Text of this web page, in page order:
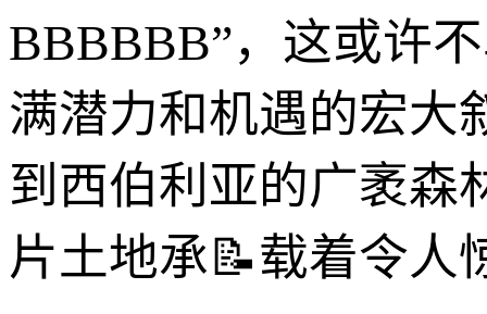
BBBBBB”，这或许
满潜力和机遇的宏大
到西伯利亚的广袤森
片土地承📝载着令人